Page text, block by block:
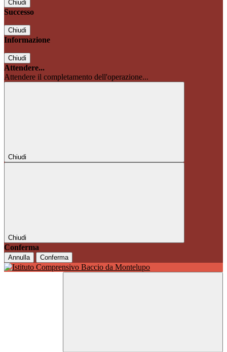
Chiudi
Successo
Chiudi
Informazione
Chiudi
Attendere...
Attendere il completamento dell'operazione...
Chiudi
Chiudi
Conferma
Annulla Conferma